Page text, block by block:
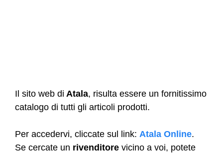
Il sito web di Atala, risulta essere un fornitissimo
catalogo di tutti gli articoli prodotti.
Per accedervi, cliccate sul link: Atala Online.
Se cercate un rivenditore vicino a voi, potete